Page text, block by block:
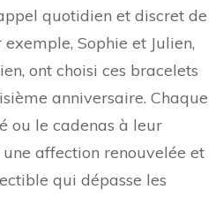
quotidien et discret de
Sophie et Julien,
ont choisi ces bracelets
anniversaire. Chaque
ou le cadenas à leur
affection renouvelée et
qui dépasse les